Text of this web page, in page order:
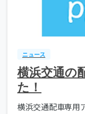
ニュース
横浜交通の
た！
横浜交通配車専用